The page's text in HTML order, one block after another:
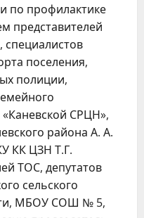
по профилактике
представителей
поселения,
полиции,
СРЦН»,
района А. А.
КК ЦЗН Т.Г.
ТОС, депутатов
сельского
МБОУ СОШ № 5,